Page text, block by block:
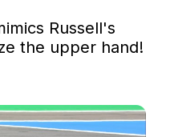
Russell's
the upper hand!